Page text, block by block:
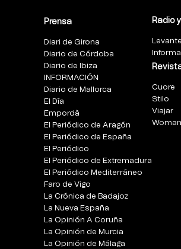
Prensa
Diari de Girona
Diario de Córdoba
Diario de Ibiza
INFORMACIÓN
Diario de Mallorca
El Día
Empordà
El Periódico de Aragón
El Periódico de España
El Periódico
El Periódico de Extremadura
El Periódico Mediterráneo
Faro de Vigo
La Crónica de Badajoz
La Nueva España
La Opinión A Coruña
La Opinión de Murcia
La Opinión de Málaga
Radio
Cuore
Stilo
Viajar
Woman